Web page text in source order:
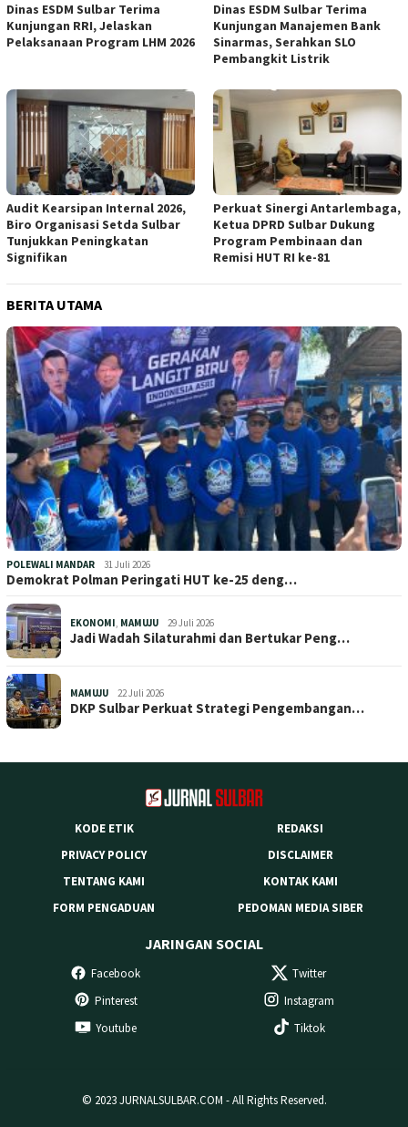
Dinas ESDM Sulbar Terima
Kunjungan RRI, Jelaskan
Pelaksanaan Program LHM 2026
Dinas ESDM Sulbar Terima
Kunjungan Manajemen Bank
Sinarmas, Serahkan SLO
Pembangkit Listrik
Audit Kearsipan Internal 2026,
Biro Organisasi Setda Sulbar
Tunjukkan Peningkatan
Signifikan
Perkuat Sinergi Antarlembaga,
Ketua DPRD Sulbar Dukung
Program Pembinaan dan
Remisi HUT RI ke-81
BERITA UTAMA
POLEWALI MANDAR 31 Juli 2026
Demokrat Polman Peringati HUT ke-25 deng…
EKONOMI, MAMUJU 29 Juli 2026
Jadi Wadah Silaturahmi dan Bertukar Peng…
MAMUJU 22 Juli 2026
DKP Sulbar Perkuat Strategi Pengembangan…
KODE ETIK
REDAKSI
PRIVACY POLICY
DISCLAIMER
TENTANG KAMI
KONTAK KAMI
FORM PENGADUAN
PEDOMAN MEDIA SIBER
JARINGAN SOCIAL
Facebook
Twitter
Pinterest
Instagram
Youtube
Tiktok
© 2023 JURNALSULBAR.COM - All Rights Reserved.